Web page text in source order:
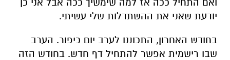
יודעת שאני את ההשתדלות שלי עשיתי.
בחודש האחרון, התכוננו לערב יום כיפור. הערב
שבו רישמית אפשר להתחיל דף חדש. בחודש הזה